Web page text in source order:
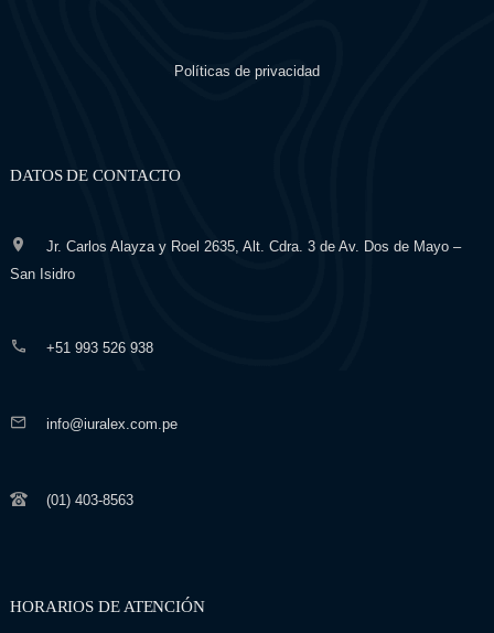
Políticas de privacidad
DATOS DE CONTACTO
Jr. Carlos Alayza y Roel 2635, Alt. Cdra. 3 de Av. Dos de Mayo –
San Isidro
+51 993 526 938
info@iuralex.com.pe
(01) 403-8563
HORARIOS DE ATENCIÓN